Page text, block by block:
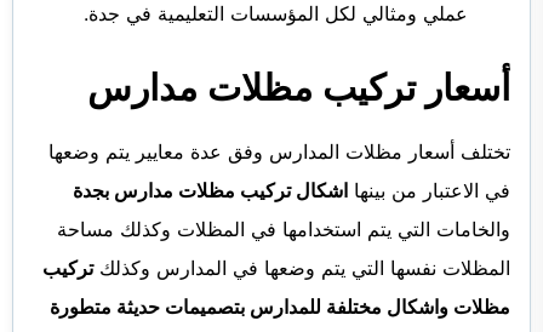
عملي ومثالي لكل المؤسسات التعليمية في جدة.
أسعار تركيب مظلات مدارس
تختلف أسعار مظلات المدارس وفق عدة معايير يتم وضعها
في الاعتبار من بينها اشكال تركيب مظلات مدارس بجدة
والخامات التي يتم استخدامها في المظلات وكذلك مساحة
المظلات نفسها التي يتم وضعها في المدارس وكذلكتركيب
مظلات واشكال مختلفة للمدارس بتصميمات حديثة متطورة